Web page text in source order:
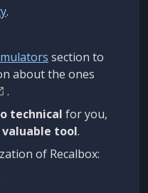
.
section to
about the ones
.
technical for you,
valuable tool.
of Recalbox: